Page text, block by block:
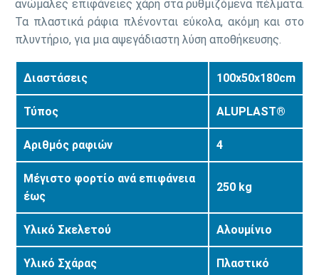
ανώμαλες επιφάνειες χάρη στα ρυθμιζόμενα πέλματα.
Τα πλαστικά ράφια πλένονται εύκολα, ακόμη και στο
πλυντήριο, για μια αψεγάδιαστη λύση αποθήκευσης.
Διαστάσεις 100x50x180cm
Τύπος ALUPLAST®
Αριθμός ραφιών 4
Μέγιστο φορτίο ανά επιφάνεια
έως
250 kg
Υλικό Σκελετού Αλουμίνιο
Υλικό Σχάρας Πλαστικό